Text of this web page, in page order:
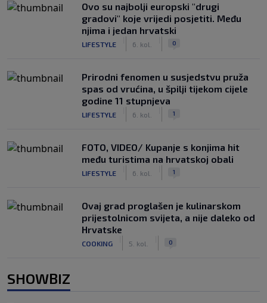
Ovo su najbolji europski "drugi
gradovi" koje vrijedi posjetiti. Među
njima i jedan hrvatski
LIFESTYLE 6. kol. 0
Prirodni fenomen u susjedstvu pruža
spas od vrućina, u špilji tijekom cijele
godine 11 stupnjeva
LIFESTYLE 6. kol. 1
FOTO, VIDEO/ Kupanje s konjima hit
među turistima na hrvatskoj obali
LIFESTYLE 6. kol. 1
Ovaj grad proglašen je kulinarskom
prijestolnicom svijeta, a nije daleko od
Hrvatske
COOKING 5. kol. 0
SHOWBIZ